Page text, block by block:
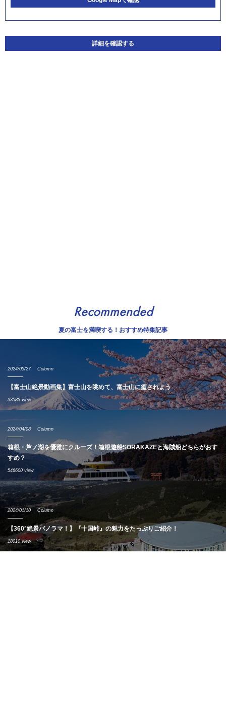
詳細を確認する
Recommended
夏の富士を満喫する！おすすめ特集記事
2024/05/27 Column
【富士山絶景動画集】富士山を眺めて、富士山に癒されよう
33583 view
2024/04/08 Column
箱根・芦ノ湖を優雅にクルーズ！箱根遊船SORAKAZEと海賊船どちらがおす
すめ？
546600 view
2024/01/10 Column
【360°絶景パノラマ！】『十国峠』の魅力をたっぷりご紹介！
18010 view